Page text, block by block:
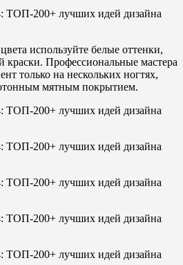
используйте белые оттенки,
краски. Профессиональные мастера
только на нескольких ногтях,
мятным покрытием.